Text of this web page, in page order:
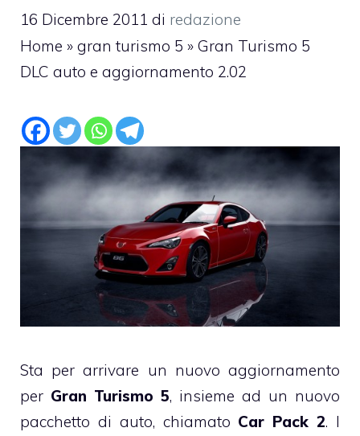
16 Dicembre 2011 di redazione
Home » gran turismo 5 » Gran Turismo 5
DLC auto e aggiornamento 2.02
Sta per arrivare un nuovo aggiornamento
per Gran Turismo 5, insieme ad un nuovo
pacchetto di auto, chiamato Car Pack 2. I